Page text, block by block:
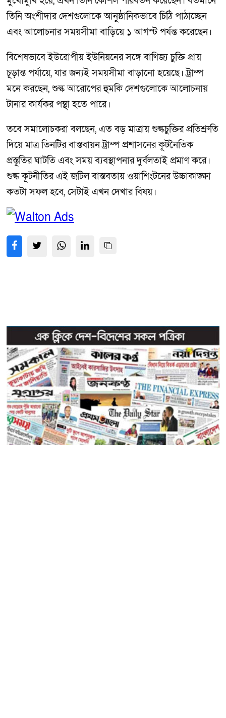
তিনি অংশীদার দেশগুলোকে আনুষ্ঠানিকভাবে চিঠি পাঠাচ্ছেন
এবং আলোচনার সময়সীমা বাড়িয়ে ১ আগস্ট পর্যন্ত করেছেন।
বিশেষভাবে ইউরোপীয় ইউনিয়নের সঙ্গে বাণিজ্য চুক্তি প্রায়
চূড়ান্ত পর্যায়ে, যার জন্যই সময়সীমা বাড়ানো হয়েছে। ট্রাম্প
মনে করছেন, শুল্ক আরোপের হুমকি দেশগুলোকে আলোচনায়
টানার কার্যকর পন্থা হতে পারে।
তবে সমালোচকরা বলছেন, এত বড় মাত্রায় শুল্কচুক্তির প্রতিশ্রুতি
দিয়ে মাত্র তিনটির বাস্তবায়ন ট্রাম্প প্রশাসনের কূটনৈতিক
প্রস্তুতির ঘাটতি এবং সময় ব্যবস্থাপনার দুর্বলতাই প্রমাণ করে।
শুল্ক কূটনীতির এই জটিল বাস্তবতায় ওয়াশিংটনের উচ্চাকাঙ্ক্ষা
কতটা সফল হবে, সেটাই এখন দেখার বিষয়।